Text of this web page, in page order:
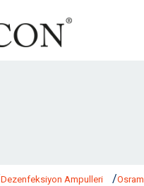
Dezenfeksiyon Ampulleri